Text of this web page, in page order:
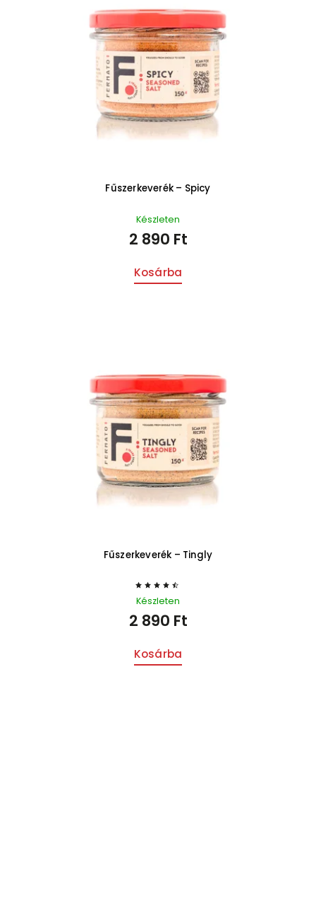
Fűszerkeverék – Spicy
Készleten
2 890 Ft
Kosárba
Fűszerkeverék – Tingly
Készleten
2 890 Ft
Kosárba